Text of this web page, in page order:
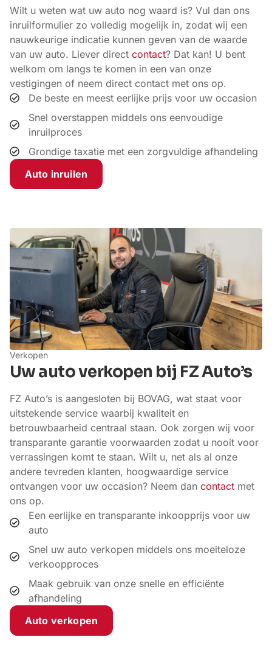
Wilt u weten wat uw auto nog waard is? Vul dan ons
inruilformulier zo volledig mogelijk in, zodat wij een
nauwkeurige indicatie kunnen geven van de waarde
van uw auto. Liever direct contact? Dat kan! U bent
welkom om langs te komen in een van onze
vestigingen of neem direct contact met ons op.
De beste en meest eerlijke prijs voor uw occasion
Snel overstappen middels ons eenvoudige
inruilproces
Grondige taxatie met een zorgvuldige afhandeling
Auto inruilen
Verkopen
Uw auto verkopen bij FZ Auto’s
FZ Auto’s is aangesloten bij BOVAG, wat staat voor
uitstekende service waarbij kwaliteit en
betrouwbaarheid centraal staan. Ook zorgen wij voor
transparante garantie voorwaarden zodat u nooit voor
verrassingen komt te staan. Wilt u, net als al onze
andere tevreden klanten, hoogwaardige service
ontvangen voor uw occasion? Neem dan contact met
ons op.
Een eerlijke en transparante inkoopprijs voor uw
auto
Snel uw auto verkopen middels ons moeiteloze
verkoopproces
Maak gebruik van onze snelle en efficiënte
afhandeling
Auto verkopen